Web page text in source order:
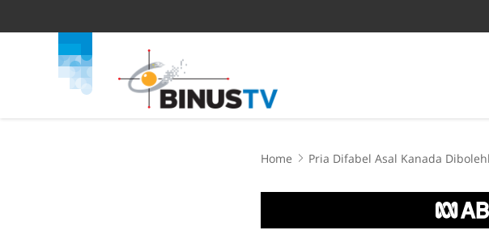
Home Pria Difabel Asal Kanada